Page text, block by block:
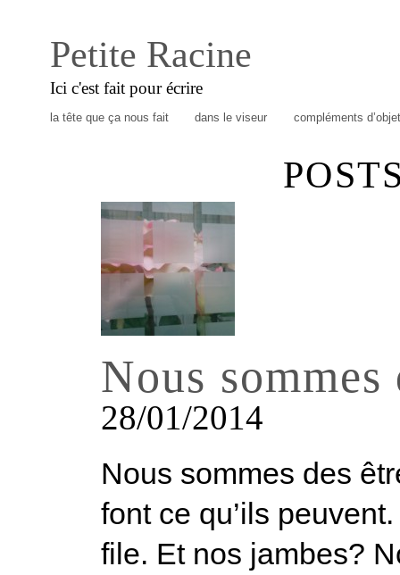
Petite Racine
Ici c'est fait pour écrire
la tête que ça nous fait dans le viseur compléments
Nous sommes
28/01/2014
Nous sommes des
font ce qu’ils
file. Et nos jambes?